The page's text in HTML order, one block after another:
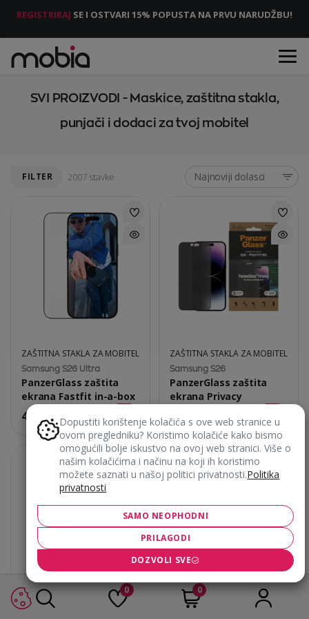
0 0
REGISTRIRAJ SE I OSTVARI 15% POPUSTA NA PRVU NARUDŽBU!
SVI PROIZVODI - Maskice, zaštitna stakla,
punjači i dodaci za tvoj mobitel
FILTER 2007 stavke Najnoviji dolasci
ZAŠTITNA STAKLA ZA MOBITEL
Samsung S26 Ultra
PanzerGlass zaštita
ekrana Fastfit in-a-box
46,90€
ZAŠTITNA STAKLA ZA MOBITEL
Samsung S26
PanzerGlass zaštita
ekrana Privacy
49,90
ZAŠTITNA STAKLA ZA MOBITEL ZAŠTITNA STAKLA ZA MOBITEL
Dopustiti korištenje kolačića s ove web stranice u
ovom pregledniku? Koristimo kolačiće kako bismo
omogućili bolje iskustvo na ovoj web stranici. Više o
našim kolačićima i načinu na koji ih koristimo
možete saznati u našoj politici privatnosti.Politika
privatnosti
SAMO NEOPHODNI
PRILAGODI
DOZVOLI SVE